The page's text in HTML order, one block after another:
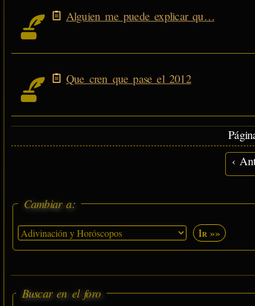
Alguien me puede explicar qu…
Que cren que pase el 2012
‹
Cambiar a:
Ir »»
Buscar en el foro